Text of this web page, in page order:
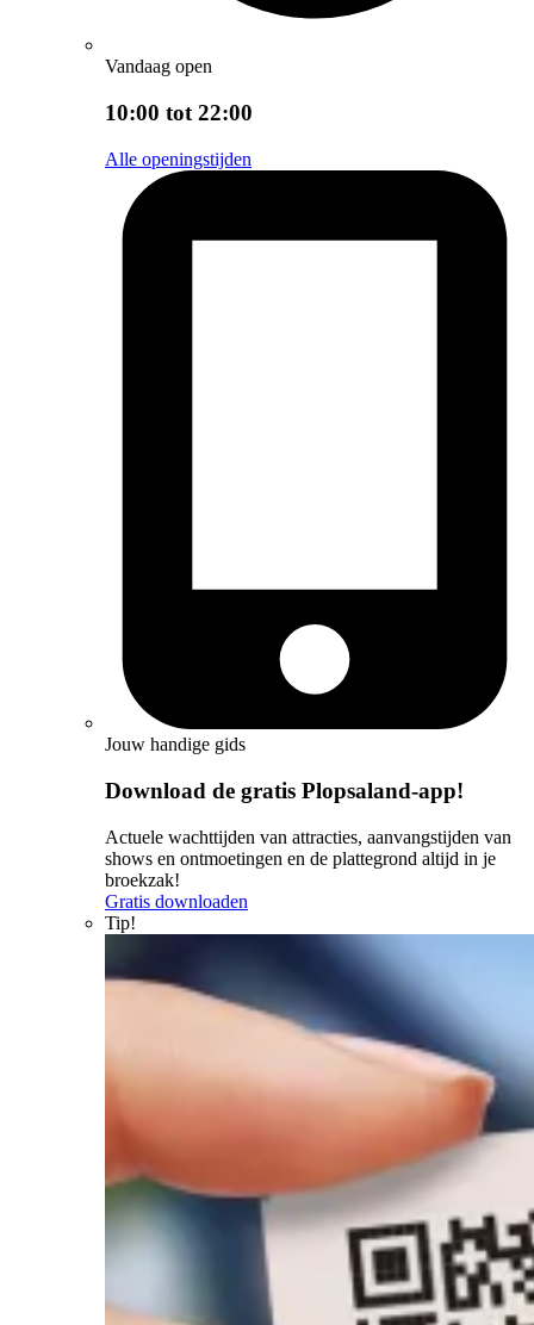
Vandaag open
10:00 tot 22:00
Alle openingstijden
Jouw handige gids
Download de gratis Plopsaland-app!
Actuele wachttijden van attracties, aanvangstijden van
shows en ontmoetingen en de plattegrond altijd in je
broekzak!
Gratis downloaden
Tip!